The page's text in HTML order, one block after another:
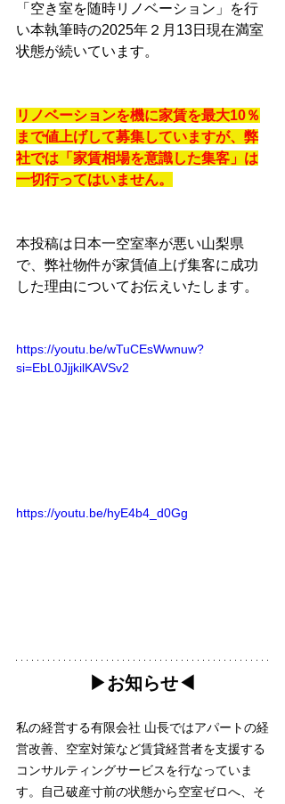
「空き室を随時リノベーション」を行
い本執筆時の2025年２月13日現在満室
状態が続いています。
リノベーションを機に家賃を最大10％
まで値上げして募集していますが、弊
社では「家賃相場を意識した集客」は
一切行ってはいません。
本投稿は日本一空室率が悪い山梨県
で、弊社物件が家賃値上げ集客に成功
した理由についてお伝えいたします。
https://youtu.be/wTuCEsWwnuw?
si=EbL0JjjkilKAVSv2
https://youtu.be/hyE4b4_d0Gg
▶︎お知らせ◀︎
私の経営する有限会社 山長ではアパートの経
営改善、空室対策など賃貸経営者を支援する
コンサルティングサービスを行なっていま
す。自己破産寸前の状態から空室ゼロへ、そ